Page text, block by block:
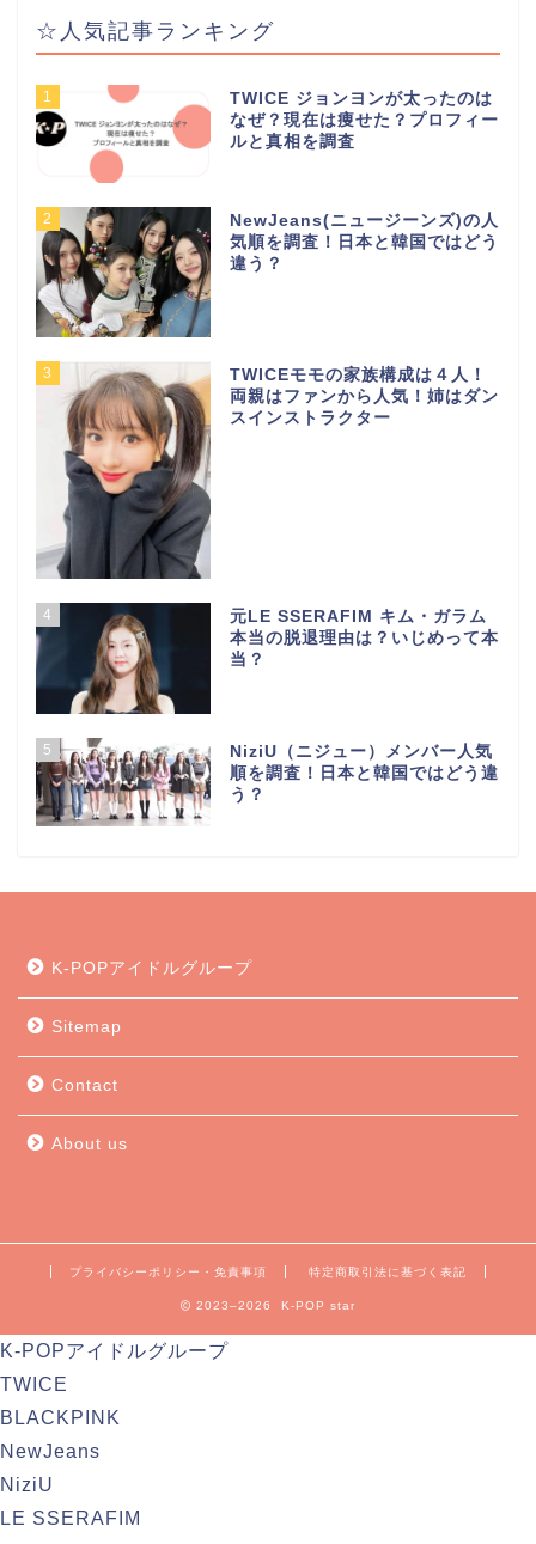
☆人気記事ランキング
1
TWICE ジョンヨンが太ったのは
なぜ？現在は痩せた？プロフィー
ルと真相を調査
2
NewJeans(ニュージーンズ)の人
気順を調査！日本と韓国ではどう
違う？
3
TWICEモモの家族構成は４人！
両親はファンから人気！姉はダン
スインストラクター
4
元LE SSERAFIM キム・ガラム
本当の脱退理由は？いじめって本
当？
5
NiziU（ニジュー）メンバー人気
順を調査！日本と韓国ではどう違
う？
K-POPアイドルグループ
Sitemap
Contact
About us
プライバシーポリシー・免責事項 特定商取引法に基づく表記
2023–2026 K-POP star
K-POPアイドルグループ
TWICE
BLACKPINK
NewJeans
NiziU
LE SSERAFIM